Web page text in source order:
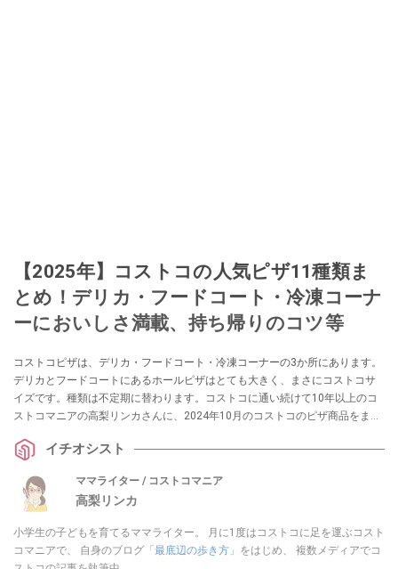
【2025年】コストコの人気ピザ11種類ま
とめ！デリカ・フードコート・冷凍コーナ
ーにおいしさ満載、持ち帰りのコツ等
コストコピザは、デリカ・フードコート・冷凍コーナーの3か所にあります。
デリカとフードコートにあるホールピザはとても大きく、まさにコストコサ
イズです。種類は不定期に替わります。コストコに通い続けて10年以上のコ
ストコマニアの高梨リンカさんに、2024年10月のコストコのピザ商品をまと
ツなどもあるので、ぜひチェックしてくださいね。
イチオシスト
ママライター / コストコマニア
高梨リンカ
小学生の子どもを育てるママライター。 月に1度はコストコに足を運ぶコスト
コマニアで、 自身のブログ 「最底辺の歩き方」 をはじめ、 複数メディアでコ